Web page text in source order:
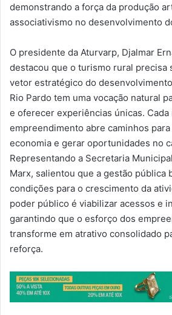
demonstrando a força da produção
associativismo no desenvolvimento
O presidente da Aturvarp, Djalmar
destacou que o turismo rural precisa
vetor estratégico do
Rio Pardo tem uma vocação natural
e oferecer experiências únicas. Cada
empreendimento abre caminhos
economia e gerar oportunidades no
Representando a Secretaria
Marx, salientou que a gestão pública
condições para o crescimento da
poder público é viabilizar acessos e
garantindo que o esforço dos
transforme em atrativo consolidado
reforça.